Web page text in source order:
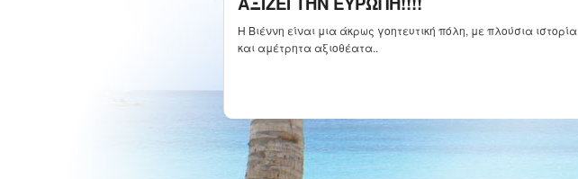
Η Βιέννη είναι μια άκρως γοητευτική πόλη, με πλούσια ιστορία
και αμέτρητα αξιοθέατα..